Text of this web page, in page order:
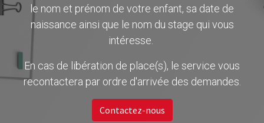
le nom et prénom de votre enfant, sa date de
naissance ainsi que le nom du stage qui vous
intéresse.
En cas de libération de place(s), le service vous
recontactera par ordre d'arrivée des demandes.
Contactez-nous